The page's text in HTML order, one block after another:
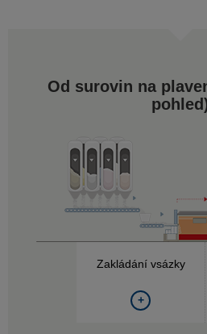
Od surovin na
pohled
Zakládání vsázky